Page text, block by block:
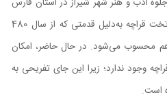
را تکمیل می‌کند. باغ تخت یا باغ تخت قراچه به‌دلیل قدمتی که از سال 480
هم محسوب می‌شود. در حال حاضر، امکان
وجود ندارد؛ زیرا این جای تفریحی به
است.